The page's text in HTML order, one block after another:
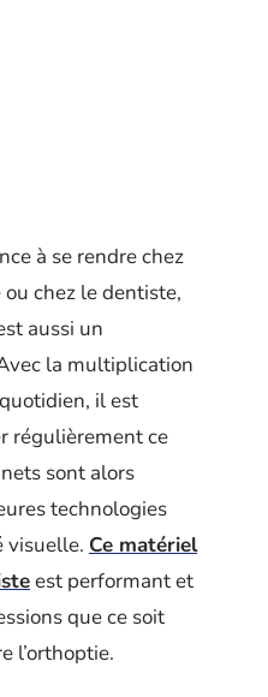
à se rendre chez
chez le dentiste,
aussi un
la multiplication
il est
régulièrement ce
sont alors
technologies
visuelle. Ce matériel
est performant et
que ce soit
l’orthoptie.